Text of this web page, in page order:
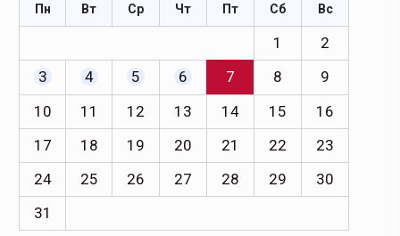
Пн Вт Ср Чт Пт Сб Вс
1
2
3
4 5 6 7 8
9
10
11 12 13 14 15
16
17
18 19 20 21 22
23
24
25 26 27 28 29
30
31